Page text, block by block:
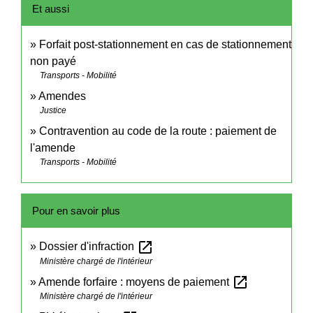
Et aussi
Forfait post-stationnement en cas de stationnement
non payé
Transports - Mobilité
Amendes
Justice
Contravention au code de la route : paiement de
l'amende
Transports - Mobilité
Pour en savoir plus
Dossier d'infraction open_in_new
Ministère chargé de l'intérieur
Amende forfaire : moyens de paiement open_in_new
Ministère chargé de l'intérieur